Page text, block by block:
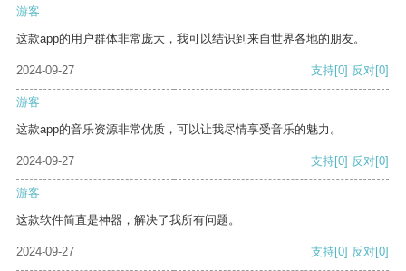
游客
这款app的用户群体非常庞大，我可以结识到来自世界各地的朋友。
2024-09-27 支持[0] 反对[0]
游客
这款app的音乐资源非常优质，可以让我尽情享受音乐的魅力。
2024-09-27 支持[0] 反对[0]
游客
这款软件简直是神器，解决了我所有问题。
2024-09-27 支持[0] 反对[0]